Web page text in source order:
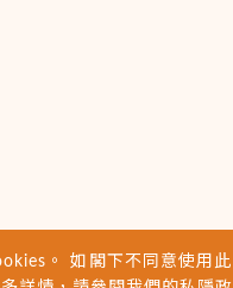
。 如閣下不同意使用